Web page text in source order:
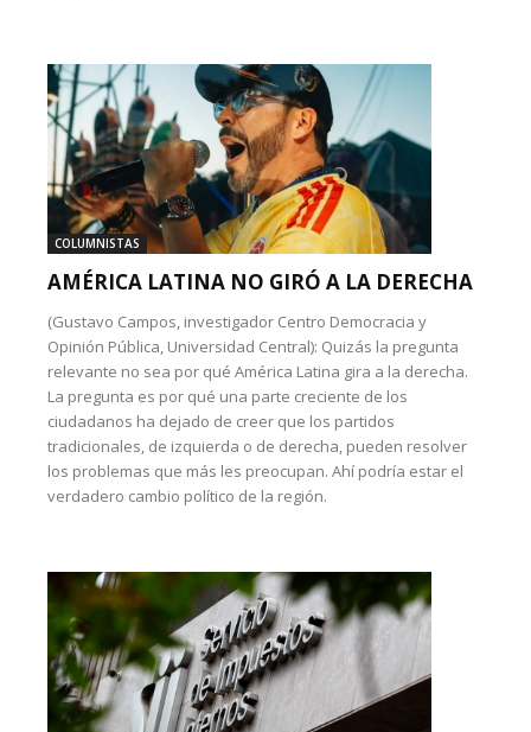
COLUMNISTAS
AMÉRICA LATINA NO GIRÓ A LA DERECHA
(Gustavo Campos, investigador Centro Democracia y
Opinión Pública, Universidad Central): Quizás la pregunta
relevante no sea por qué América Latina gira a la derecha.
La pregunta es por qué una parte creciente de los
ciudadanos ha dejado de creer que los partidos
tradicionales, de izquierda o de derecha, pueden resolver
los problemas que más les preocupan. Ahí podría estar el
verdadero cambio político de la región.